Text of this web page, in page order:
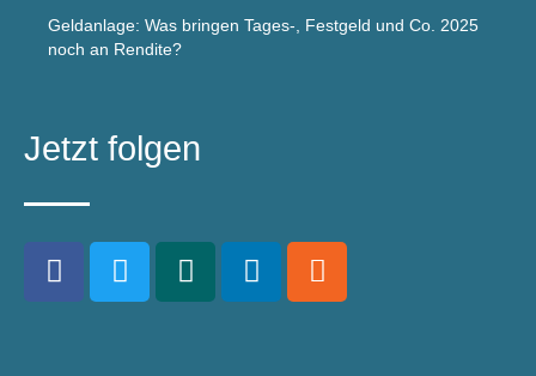
Geldanlage: Was bringen Tages-, Festgeld und Co. 2025
noch an Rendite?
Jetzt folgen